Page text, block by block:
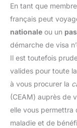
En tant que
français peut
nationale ou un
démarche de visa
Il est toutefois
valides pour toute
à vous procurer la
(CEAM) auprès de
elle vous permettra
maladie et de